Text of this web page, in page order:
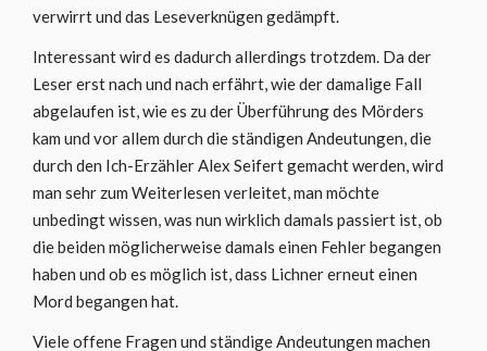
verwirrt und das Leseverknügen gedämpft.
Interessant wird es dadurch allerdings trotzdem. Da der
Leser erst nach und nach erfährt, wie der damalige Fall
abgelaufen ist, wie es zu der Überführung des Mörders
kam und vor allem durch die ständigen Andeutungen, die
durch den Ich-Erzähler Alex Seifert gemacht werden, wird
man sehr zum Weiterlesen verleitet, man möchte
unbedingt wissen, was nun wirklich damals passiert ist, ob
die beiden möglicherweise damals einen Fehler begangen
haben und ob es möglich ist, dass Lichner erneut einen
Mord begangen hat.
Viele offene Fragen und ständige Andeutungen machen